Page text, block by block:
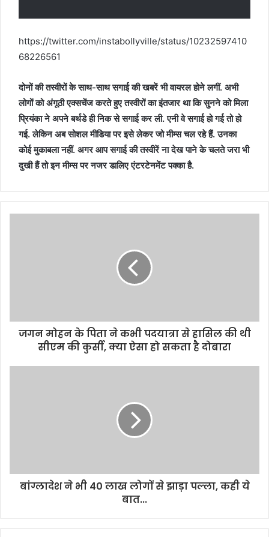
https://twitter.com/instabollyville/status/10232597410
68226561
दोनों की तस्वीरों के साथ-साथ सगाई की खबरें भी वायरल होने लगीं. अभी
लोगों को अंगूठी एक्सचेंज करते हुए तस्वीरों का इंतजार था कि सुनने को मिला
प्रियंका ने अपने बर्थडे ही निक से सगाई कर ली. एनी वे सगाई हो गई तो हो
गई. लेकिन अब सोशल मीडिया पर इसे लेकर जो मीम्स चल रहे हैं. उनका
कोई मुकाबला नहीं. अगर आप सगाई की तस्वीरें ना देख पाने के चलते जरा भी
दुखी हैं तो इन मीम्स पर नजर डालिए एंटरटेनमेंट पक्का है.
जगन मोहन के पिता ने कभी पदयात्रा से हासिल की थी
सीएम की कुर्सी, क्या ऐसा हो सकता है दोबारा
बांग्लादेश ने भी 40 लाख लोगों से झाड़ा पल्ला, कही ये
बात...